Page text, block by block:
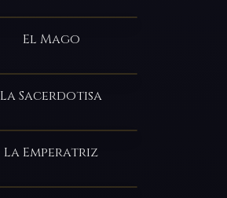
El Mago
La Sacerdotisa
La Emperatriz